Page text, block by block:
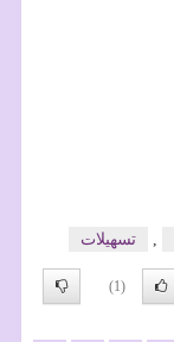
تسهیلات
(1)